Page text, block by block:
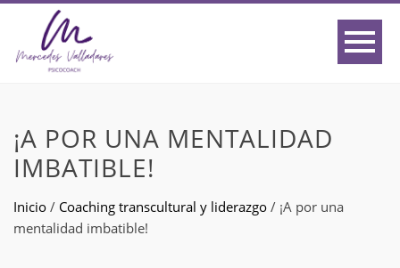
¡A POR UNA MENTALIDAD
IMBATIBLE!
Inicio / Coaching transcultural y liderazgo / ¡A por una
mentalidad imbatible!